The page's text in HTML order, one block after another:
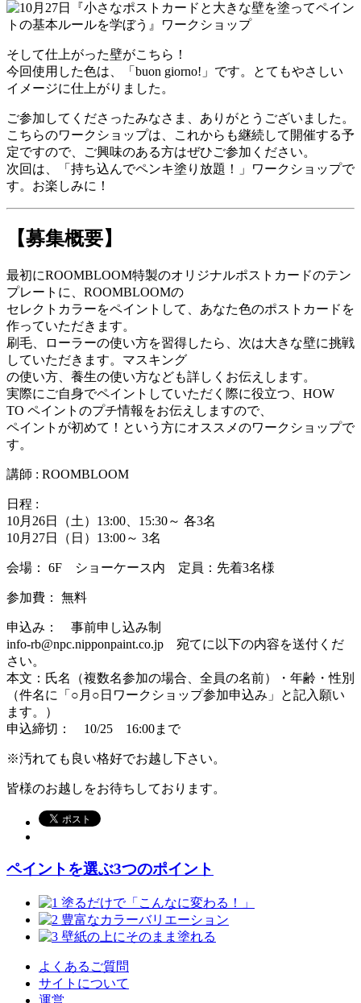
そして仕上がった壁がこちら！
今回使用した色は、「buon giorno!」です。とてもやさしい
イメージに仕上がりました。
ご参加してくださったみなさま、ありがとうございました。
こちらのワークショップは、これからも継続して開催する予
定ですので、ご興味のある方はぜひご参加ください。
次回は、「持ち込んでペンキ塗り放題！」ワークショップで
す。お楽しみに！
【募集概要】
最初にROOMBLOOM特製のオリジナルポストカードのテン
プレートに、ROOMBLOOMの
セレクトカラーをペイントして、あなた色のポストカードを
作っていただきます。
刷毛、ローラーの使い方を習得したら、次は大きな壁に挑戦
していただきます。マスキング
の使い方、養生の使い方なども詳しくお伝えします。
実際にご自身でペイントしていただく際に役立つ、HOW
TO ペイントのプチ情報をお伝えしますので、
ペイントが初めて！という方にオススメのワークショップで
す。
講師 : ROOMBLOOM
日程 :
10月26日（土）13:00、15:30～ 各3名
10月27日（日）13:00～ 3名
会場： 6F ショーケース内 定員：先着3名様
参加費： 無料
申込み： 事前申し込み制
info-rb@npc.nipponpaint.co.jp 宛てに以下の内容を送付くだ
さい。
本文：氏名（複数名参加の場合、全員の名前）・年齢・性別
（件名に「○月○日ワークショップ参加申込み」と記入願い
ます。）
申込締切： 10/25 16:00まで
※汚れても良い格好でお越し下さい。
皆様のお越しをお待ちしております。
ペイントを選ぶ3つのポイント
よくあるご質問
サイトについて
運営